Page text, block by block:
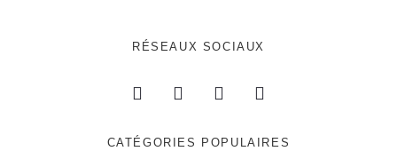
RÉSEAUX SOCIAUX
CATÉGORIES POPULAIRES